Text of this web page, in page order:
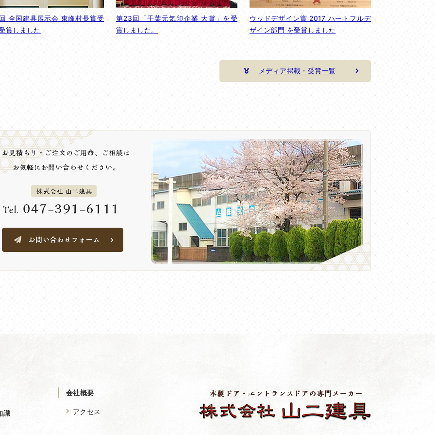
全国建具展示会 東峰村長賞受
賞しました
第23回「千葉元気印企業 大賞」を受
賞しました。
ウッドデザイン賞 2017 ハートフルデ
ザイン部門 を受賞しました
メディア掲載・受賞一覧
識
会社概要
アクセス